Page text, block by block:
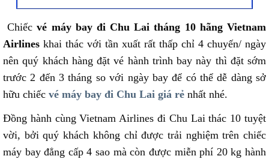
Chiếcvé máy bay đi Chu Lai tháng 10 hãng Vietnam
Airlines khai thác với tần xuất rất thấp chỉ 4 chuyến/ ngày
nên quý khách hàng đặt vé hành trình bay này thì đặt sớm
trước 2 đến 3 tháng so với ngày bay để có thể dễ dàng sở
hữu chiếc vé máy bay đi Chu Lai giá rẻ nhất nhé.
Đồng hành cùng Vietnam Airlines đi Chu Lai thác 10 tuyệt
vời, bởi quý khách không chỉ được trải nghiệm trên chiếc
máy bay đẳng cấp 4 sao mà còn được miễn phí 20 kg hành